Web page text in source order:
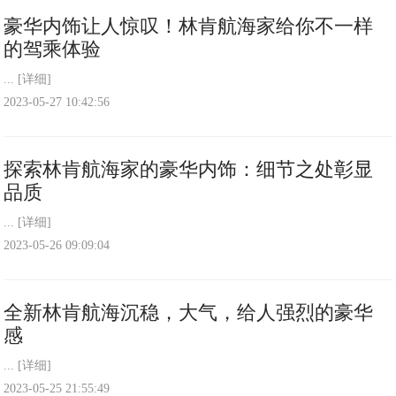
豪华内饰让人惊叹！林肯航海家给你不一样
的驾乘体验
... [详细]
2023-05-27 10:42:56
探索林肯航海家的豪华内饰：细节之处彰显
品质
... [详细]
2023-05-26 09:09:04
全新林肯航海沉稳，大气，给人强烈的豪华
感
... [详细]
2023-05-25 21:55:49